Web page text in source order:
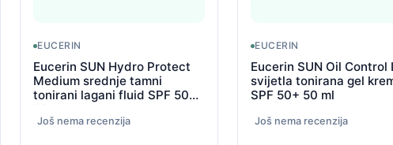
EUCERIN
Eucerin SUN Hydro Protect
Medium srednje tamni
tonirani lagani fluid SPF 50+
Još nema recenzija
EUCERIN
Eucerin SUN Oil Control
svijetla tonirana gel
SPF 50+ 50 ml
Još nema recenzija